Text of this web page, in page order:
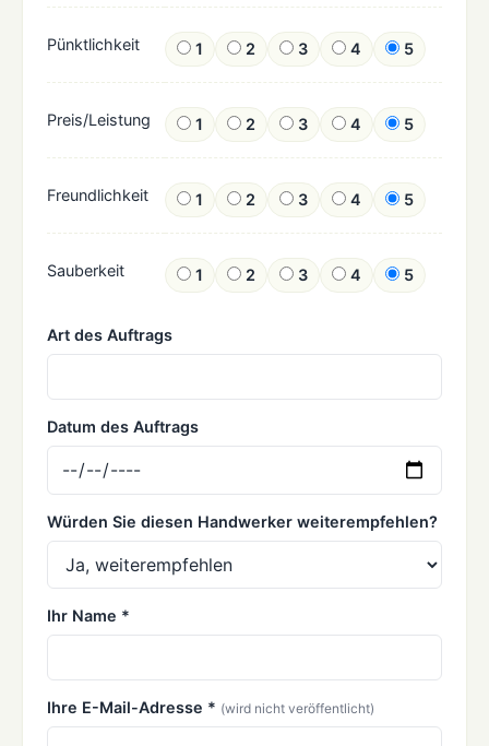
Pünktlichkeit 1 2 3 4 5
Preis/Leistung 1 2 3 4 5
Freundlichkeit 1 2 3 4 5
Sauberkeit 1 2 3 4 5
Art des Auftrags
Datum des Auftrags
Würden Sie diesen Handwerker weiterempfehlen?
Ihr Name *
Ihre E-Mail-Adresse * (wird nicht veröffentlicht)